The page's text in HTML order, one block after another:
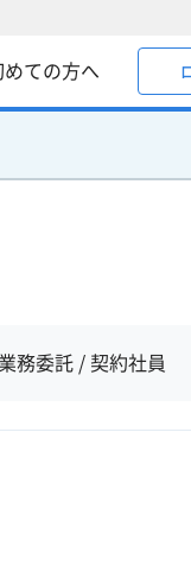
めての方へ
業務委託 / 契約社員